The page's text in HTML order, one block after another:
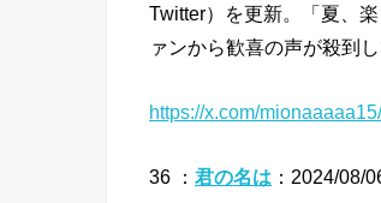
Twitter）を更新。「夏、
ァンから歓喜の声が殺到し
https://x.com/
36 ： 君の名は ：2024/08/